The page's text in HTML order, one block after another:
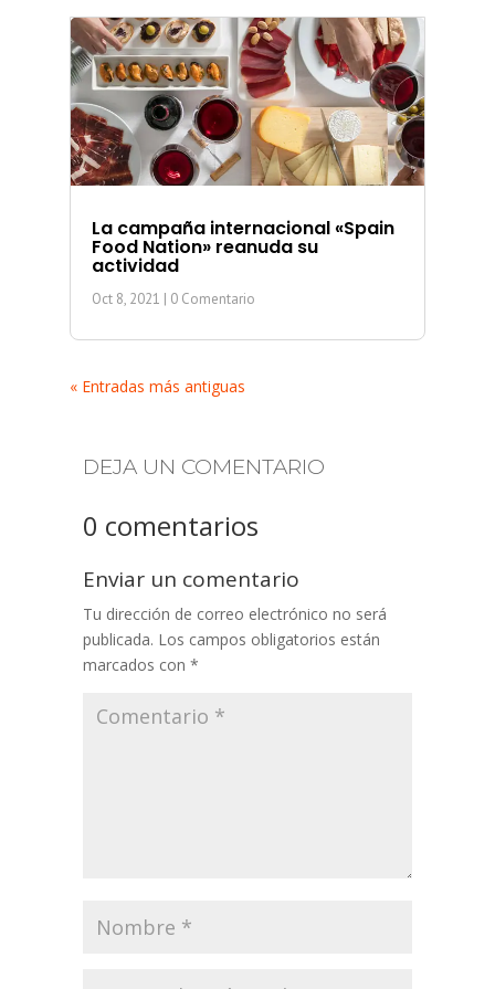
La campaña internacional «Spain
Food Nation» reanuda su
actividad
Oct 8, 2021 | 0 Comentario
« Entradas más antiguas
DEJA UN COMENTARIO
0 comentarios
Enviar un comentario
Tu dirección de correo electrónico no será
publicada. Los campos obligatorios están
marcados con *